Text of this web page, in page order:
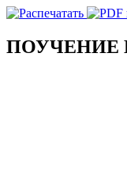
ПОУЧЕНИЕ